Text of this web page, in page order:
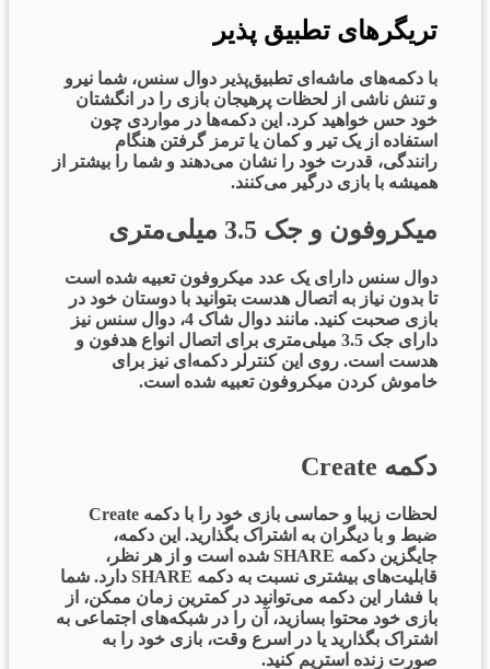
تریگرهای تطبیق پذیر
با دکمه‌های ماشه‌ای تطبیق‌پذیر دوال سنس، شما نیرو
و تنش ناشی از لحظات پرهیجان بازی را در انگشتان
خود حس خواهید کرد. این دکمه‌ها در مواردی چون
استفاده از یک تیر و کمان یا ترمز گرفتن هنگام
رانندگی، قدرت خود را نشان می‌دهند و شما را بیشتر از
همیشه با بازی درگیر می‌کنند.
میکروفون و جک 3.5 میلی‌متری
دوال سنس دارای یک عدد میکروفون تعبیه شده است
تا بدون نیاز به اتصال هدست بتوانید با دوستان خود در
بازی صحبت کنید. مانند دوال شاک 4، دوال سنس نیز
دارای جک 3.5 میلی‌متری برای اتصال انواع هدفون و
هدست است. روی این کنترلر دکمه‌ای نیز برای
خاموش کردن میکروفون تعبیه شده است.
دکمه Create
لحظات زیبا و حماسی بازی خود را با دکمه Create
ضبط و با دیگران به اشتراک بگذارید. این دکمه،
جایگزین دکمه SHARE شده است و از هر نظر،
قابلیت‌های بیشتری نسبت به دکمه SHARE دارد. شما
با فشار این دکمه می‌توانید در کمترین زمان ممکن، از
بازی خود محتوا بسازید، آن‌ را در شبکه‌های اجتماعی به
اشتراک بگذارید یا در اسرع وقت، بازی خود را به
صورت زنده استریم کنید.